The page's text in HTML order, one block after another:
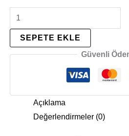
SEPETE EKLE
Güvenli
Açıklama
Değerlendirmeler (0)